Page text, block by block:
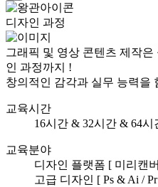
디자인 과정
그래픽 및 영상 콘텐츠 제작
인 과정까지 !
창의적인 감각과 실무 능력을
교육시간
16시간 & 32시간 & 64시
교육분야
디자인 플랫폼 [ 미리캔
고급 디자인 [ Ps & Ai /